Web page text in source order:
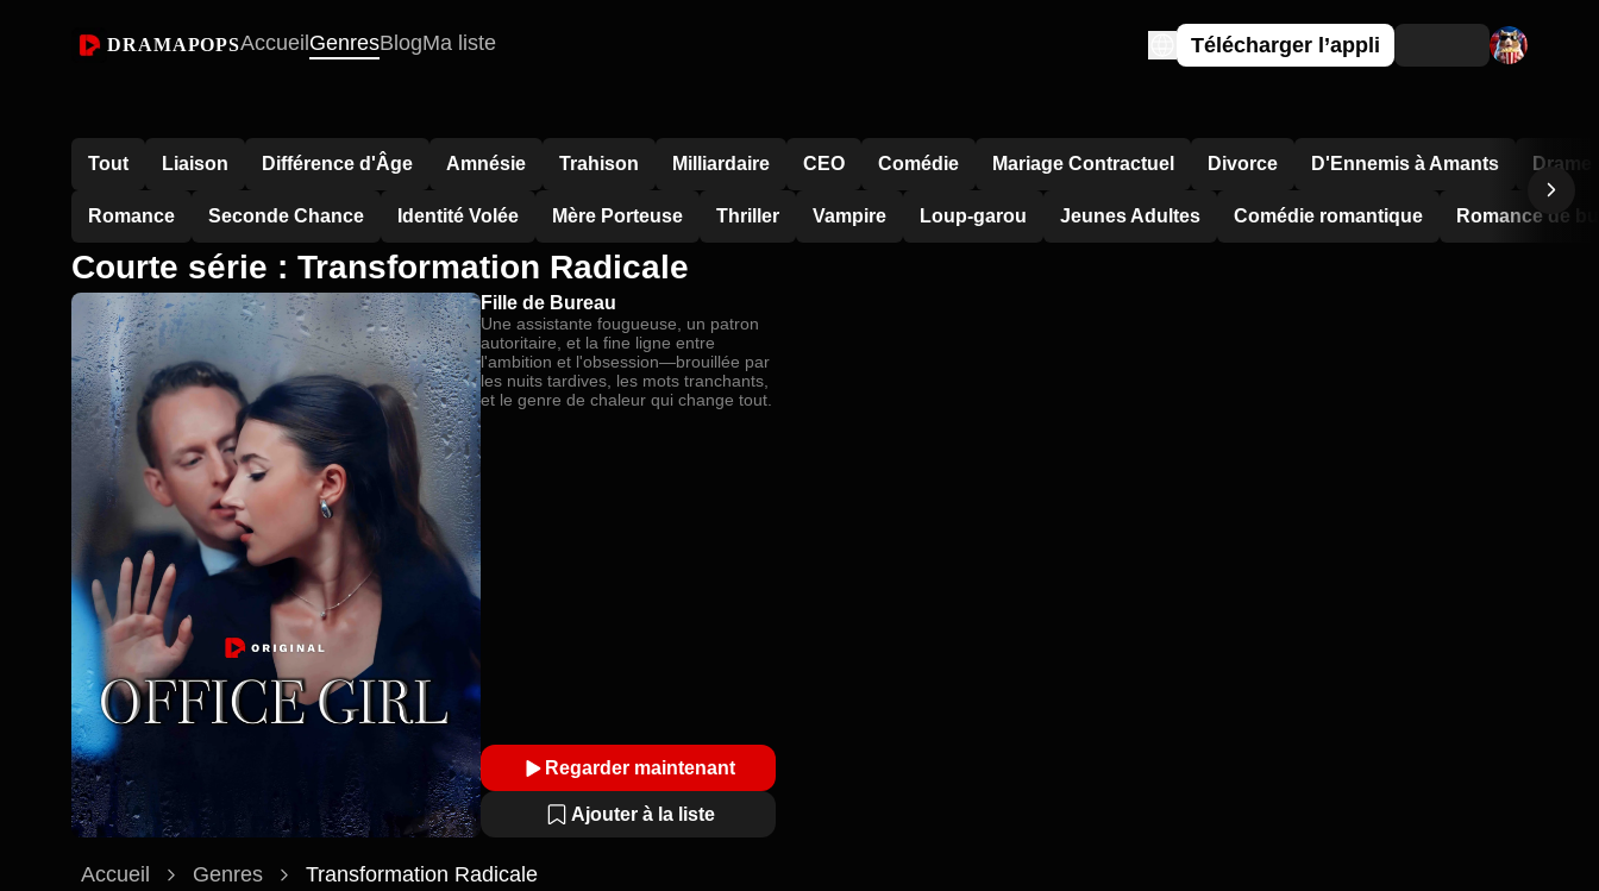
DRAMAPOPSAccueilGenresBlogMa liste Télécharger l’appli
Tout Liaison Différence d'Âge Amnésie Trahison Milliardaire CEO Comédie Mariage Contractuel Divorce D'Ennemis à Amants Drame
Romance Seconde Chance Identité Volée Mère Porteuse Thriller Vampire Loup-garou Jeunes Adultes Comédie romantique Romance de
Courte série : Transformation Radicale
Fille de Bureau
Une assistante fougueuse, un patron
autoritaire, et la fine ligne entre
l'ambition et l'obsession—brouillée par
les nuits tardives, les mots tranchants,
et le genre de chaleur qui change tout.
Regarder maintenant
Ajouter à la liste
Accueil Genres Transformation Radicale